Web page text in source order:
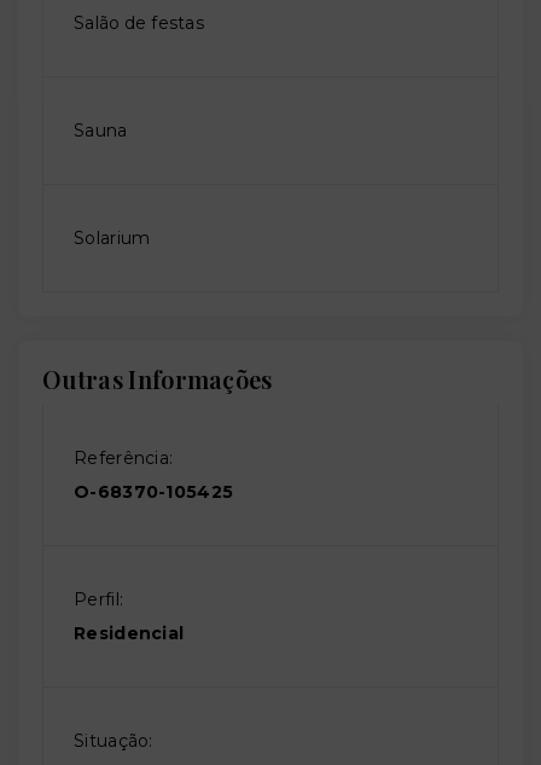
Salão de festas
Sauna
Solarium
Outras Informações
Referência:
O-68370-105425
Perfil:
Residencial
Situação: